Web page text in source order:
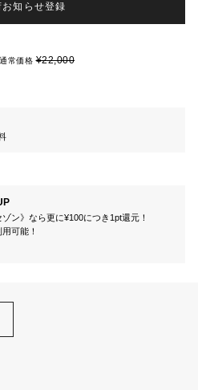
お知らせ登録
通常価格¥22,000
ン》なら更に¥100につき1pt還元！
可能！